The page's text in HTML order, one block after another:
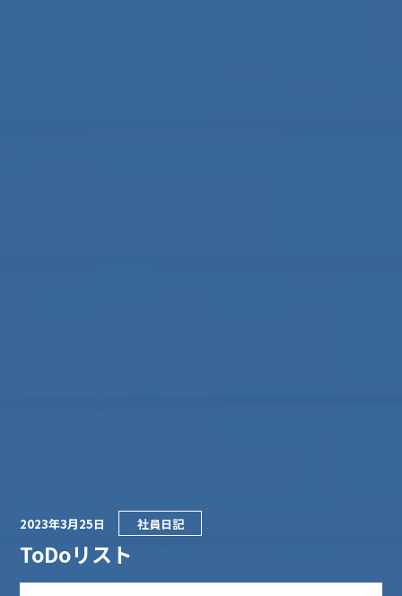
2023年3月25日 社員日記
ToDoリスト